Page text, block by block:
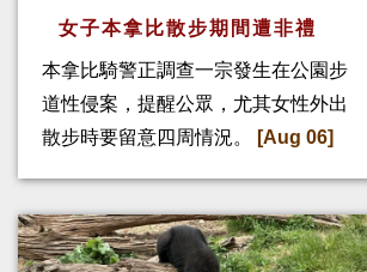
女子本拿比散步期間遭非禮
本拿比騎警正調查一宗發生在公園步
道性侵案，提醒公眾，尤其女性外出
散步時要留意四周情況。
[Aug 06]